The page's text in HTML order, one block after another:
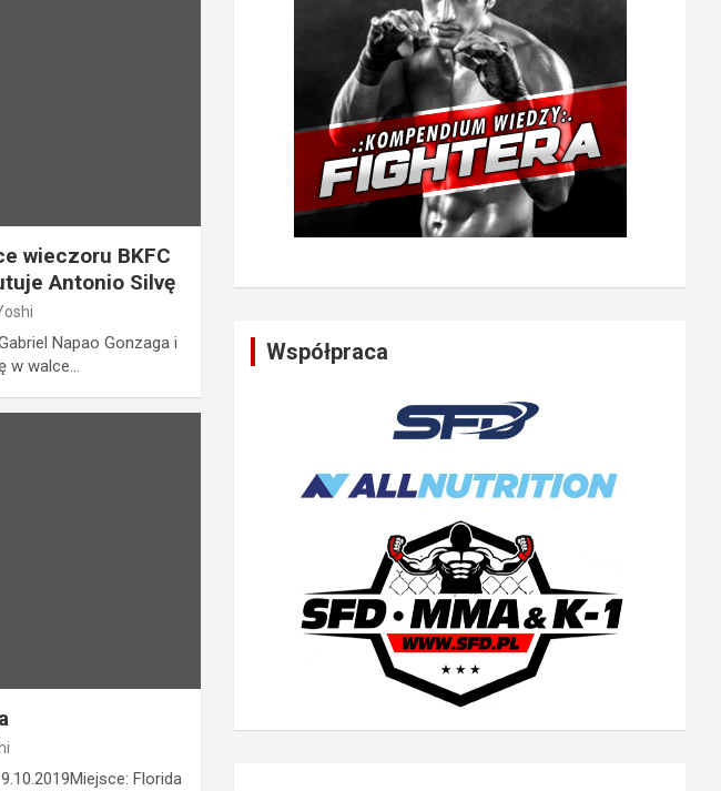
wieczoru BKFC
Antonio Silvę
Napao Gonzaga i
w walce…
Florida
Współpraca